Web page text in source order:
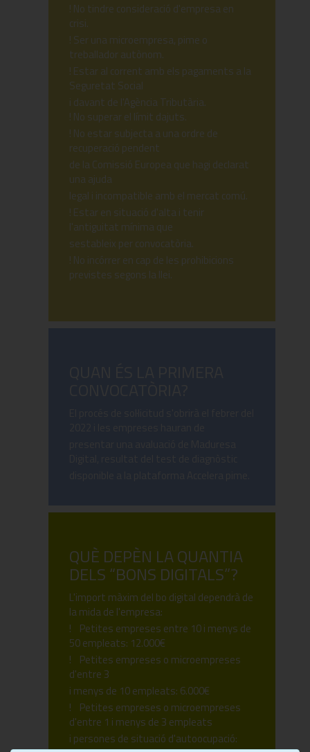
! No tindre consideració d'empresa en
crisi.
! Ser una microempresa, pime o
treballador autònom.
! Estar al corrent amb els pagaments a la
Seguretat Social
i davant de l'Agència Tributària.
! No superar el límit dajuts.
! No estar subjecta a una ordre de
recuperació pendent
de la Comissió Europea que hagi declarat
una ajuda
legal i incompatible amb el mercat comú.
! Estar en situació d'alta i tenir
l'antiguitat mínima que
sestableix per convocatòria.
! No incórrer en cap de les prohibicions
previstes segons la llei.
QUÈ DEPÈN LA QUANTIA
DELS “BONS DIGITALS”?
L'import màxim del bo digital dependrà de
la mida de l'empresa:
! Petites empreses entre 10 i menys de
50 empleats: 12.000€
! Petites empreses o microempreses
d'entre 3
i menys de 10 empleats: 6.000€
! Petites empreses o microempreses
d'entre 1 i menys de 3 empleats
i persones de situació d'autoocupació: